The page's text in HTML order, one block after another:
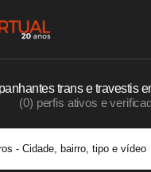
trans e travestis
(0) perfis ativos e
- Cidade, bairro, tipo e vídeo